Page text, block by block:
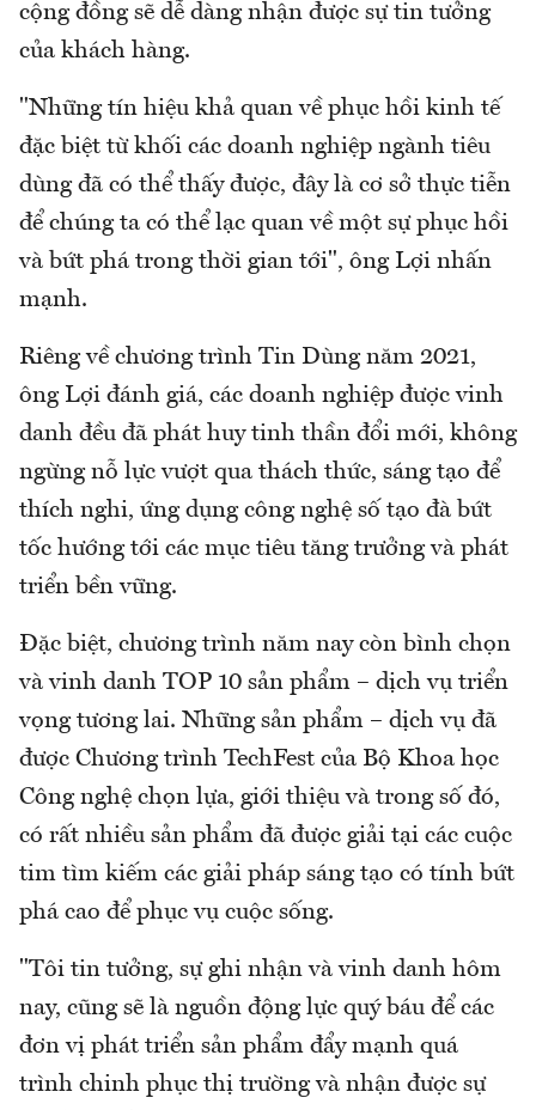
cộng đồng sẽ dễ dàng nhận được sự tin tưởng
của khách hàng.
"Những tín hiệu khả quan về phục hồi kinh tế
đặc biệt từ khối các doanh nghiệp ngành tiêu
dùng đã có thể thấy được, đây là cơ sở thực tiễn
để chúng ta có thể lạc quan về một sự phục hồi
và bứt phá trong thời gian tới", ông Lợi nhấn
mạnh.
Riêng về chương trình Tin Dùng năm 2021,
ông Lợi đánh giá, các doanh nghiệp được vinh
danh đều đã phát huy tinh thần đổi mới, không
ngừng nỗ lực vượt qua thách thức, sáng tạo để
thích nghi, ứng dụng công nghệ số tạo đà bứt
tốc hướng tới các mục tiêu tăng trưởng và phát
triển bền vững.
Đặc biệt, chương trình năm nay còn bình chọn
và vinh danh TOP 10 sản phẩm – dịch vụ triển
vọng tương lai. Những sản phẩm – dịch vụ đã
được Chương trình TechFest của Bộ Khoa học
Công nghệ chọn lựa, giới thiệu và trong số đó,
có rất nhiều sản phẩm đã được giải tại các cuộc
tim tìm kiếm các giải pháp sáng tạo có tính bứt
phá cao để phục vụ cuộc sống.
"Tôi tin tưởng, sự ghi nhận và vinh danh hôm
nay, cũng sẽ là nguồn động lực quý báu để các
đơn vị phát triển sản phẩm đẩy mạnh quá
trình chinh phục thị trường và nhận được sự